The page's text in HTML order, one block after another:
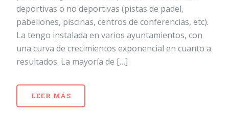
deportivas o no deportivas (pistas de padel,
pabellones, piscinas, centros de conferencias, etc).
La tengo instalada en varios ayuntamientos, con
una curva de crecimientos exponencial en cuanto a
resultados. La mayoría de […]
LEER MÁS